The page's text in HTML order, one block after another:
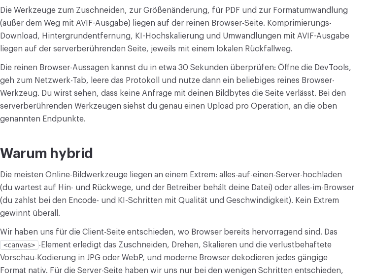
Die Werkzeuge zum Zuschneiden, zur Größenänderung, für PDF und zur Formatumwandlung
(außer dem Weg mit AVIF-Ausgabe) liegen auf der reinen Browser-Seite. Komprimierungs-
Download, Hintergrundentfernung, KI-Hochskalierung und Umwandlungen mit AVIF-Ausgabe
liegen auf der serverberührenden Seite, jeweils mit einem lokalen Rückfallweg.
Die reinen Browser-Aussagen kannst du in etwa 30 Sekunden überprüfen: Öffne die DevTools,
geh zum Netzwerk-Tab, leere das Protokoll und nutze dann ein beliebiges reines Browser-
Werkzeug. Du wirst sehen, dass keine Anfrage mit deinen Bildbytes die Seite verlässt. Bei den
serverberührenden Werkzeugen siehst du genau einen Upload pro Operation, an die oben
genannten Endpunkte.
Warum hybrid
Die meisten Online-Bildwerkzeuge liegen an einem Extrem: alles-auf-einen-Server-hochladen
(du wartest auf Hin- und Rückwege, und der Betreiber behält deine Datei) oder alles-im-Browser
(du zahlst bei den Encode- und KI-Schritten mit Qualität und Geschwindigkeit). Kein Extrem
gewinnt überall.
Wir haben uns für die Client-Seite entschieden, wo Browser bereits hervorragend sind. Das
<canvas> -Element erledigt das Zuschneiden, Drehen, Skalieren und die verlustbehaftete
Vorschau-Kodierung in JPG oder WebP, und moderne Browser dekodieren jedes gängige
Format nativ. Für die Server-Seite haben wir uns nur bei den wenigen Schritten entschieden,